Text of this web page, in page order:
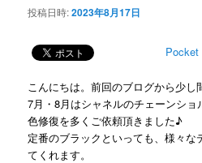
ン
投稿日時:2023年8月17日
Pocket
こんにちは。前回のブログから少し
7月・8月はシャネルのチェーンシ
色修復を多くご依頼頂きました♪
定番のブラックといっても、様々
てくれます。